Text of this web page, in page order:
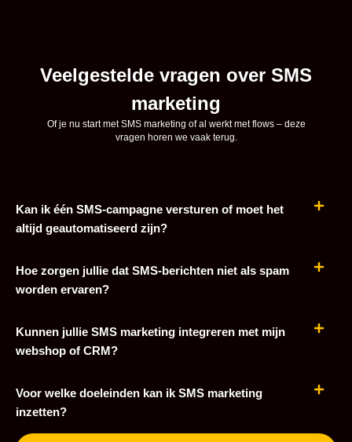
Veelgestelde vragen over SMS
marketing
Of je nu start met SMS marketing of al werkt met flows – deze
vragen horen we vaak terug.
Kan ik één SMS-campagne versturen of moet het
altijd geautomatiseerd zijn?
Hoe zorgen jullie dat SMS-berichten niet als spam
worden ervaren?
Kunnen jullie SMS marketing integreren met mijn
webshop of CRM?
Voor welke doeleinden kan ik SMS marketing
inzetten?